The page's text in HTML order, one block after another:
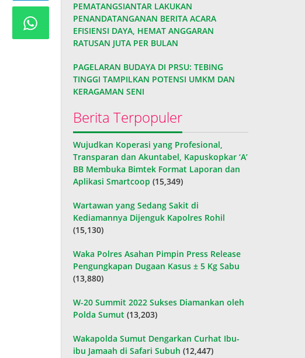
PEMATANGSIANTAR LAKUKAN
PENANDATANGANAN BERITA ACARA
EFISIENSI DAYA, HEMAT ANGGARAN
RATUSAN JUTA PER BULAN
PAGELARAN BUDAYA DI PRSU: TEBING
TINGGI TAMPILKAN POTENSI UMKM DAN
KERAGAMAN SENI
Berita Terpopuler
Wujudkan Koperasi yang Profesional,
Transparan dan Akuntabel, Kapuskopkar ‘A’
BB Membuka Bimtek Format Laporan dan
Aplikasi Smartcoop (15,349)
Wartawan yang Sedang Sakit di
Kediamannya Dijenguk Kapolres Rohil
(15,130)
Waka Polres Asahan Pimpin Press Release
Pengungkapan Dugaan Kasus ± 5 Kg Sabu
(13,880)
W-20 Summit 2022 Sukses Diamankan oleh
Polda Sumut (13,203)
Wakapolda Sumut Dengarkan Curhat Ibu-
ibu Jamaah di Safari Subuh (12,447)